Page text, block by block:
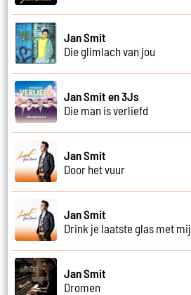
Jan Smit
Die glimlach van jou
Jan Smit en 3Js
Die man is verliefd
Jan Smit
Door het vuur
Jan Smit
Drink je laatste glas met mij
Jan Smit
Dromen